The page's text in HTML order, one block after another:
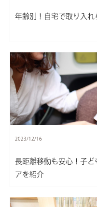
年齢別！自宅で取り入
2023/12/16
長距離移動も安心！子
アを紹介